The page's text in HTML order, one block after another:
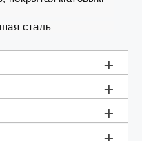
сталь
+
черный или +
- 1000 рублей;
+
+